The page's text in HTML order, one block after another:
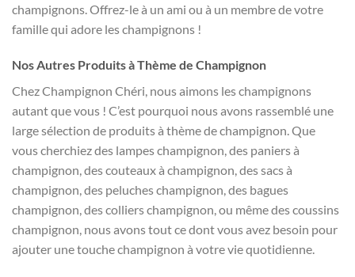
champignons. Offrez-le à un ami ou à un membre de votre
famille qui adore les champignons !
Nos Autres Produits à Thème de Champignon
Chez Champignon Chéri, nous aimons les champignons
autant que vous ! C’est pourquoi nous avons rassemblé une
large sélection de produits à thème de champignon. Que
vous cherchiez des lampes champignon, des paniers à
champignon, des couteaux à champignon, des sacs à
champignon, des peluches champignon, des bagues
champignon, des colliers champignon, ou même des coussins
champignon, nous avons tout ce dont vous avez besoin pour
ajouter une touche champignon à votre vie quotidienne.